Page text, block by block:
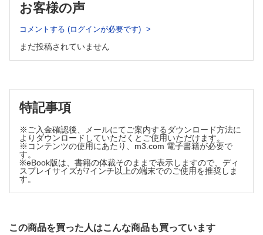
膵癌の新規治療法の開発～腫瘍微小環境を標的とした免疫療法
三原圭一朗ほか
慢性胆管炎症と胆管癌
鈴木 謙介ほか
金子健一朗
胆道癌における免疫チェックポイント阻害薬とバイオマーカー
小林 智ほか
慢性膵炎と膵癌
松本諒太郎ほか
自己免疫性膵炎は膵癌と関連性があると思われる
お客様の声
コメントする (ログインが必要です)
まだ投稿されていません
特記事項
※ご入金確認後、メールにてご案内するダウンロード方法に
よりダウンロードしていただくとご使用いただけます。
※コンテンツの使用にあたり、m3.com 電子書籍が必要で
す。
※eBook版は、書籍の体裁そのままで表示しますので、ディ
スプレイサイズが7インチ以上の端末でのご使用を推奨しま
す。
この商品を買った人はこんな商品も買っています